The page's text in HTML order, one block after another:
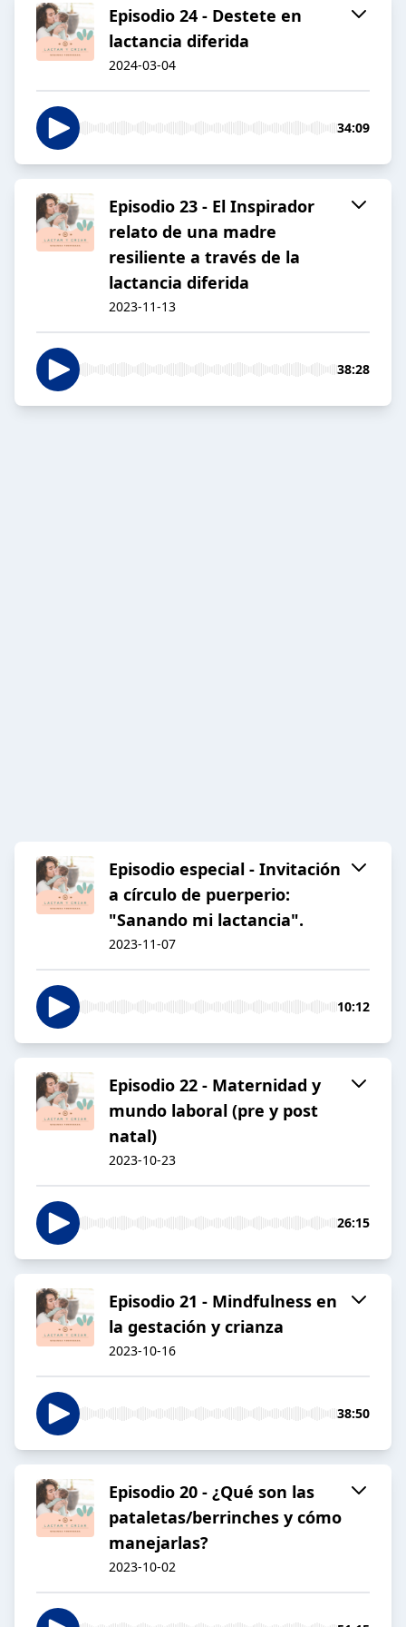
Episodio 24 - Destete en
lactancia diferida
2024-03-04
34:09
Episodio 23 - El Inspirador
relato de una madre
resiliente a través de la
lactancia diferida
2023-11-13
38:28
Episodio especial - Invitación
a círculo de puerperio:
"Sanando mi lactancia".
2023-11-07
10:12
Episodio 22 - Maternidad y
mundo laboral (pre y post
natal)
2023-10-23
26:15
Episodio 21 - Mindfulness en
la gestación y crianza
2023-10-16
38:50
Episodio 20 - ¿Qué son las
pataletas/berrinches y cómo
manejarlas?
2023-10-02